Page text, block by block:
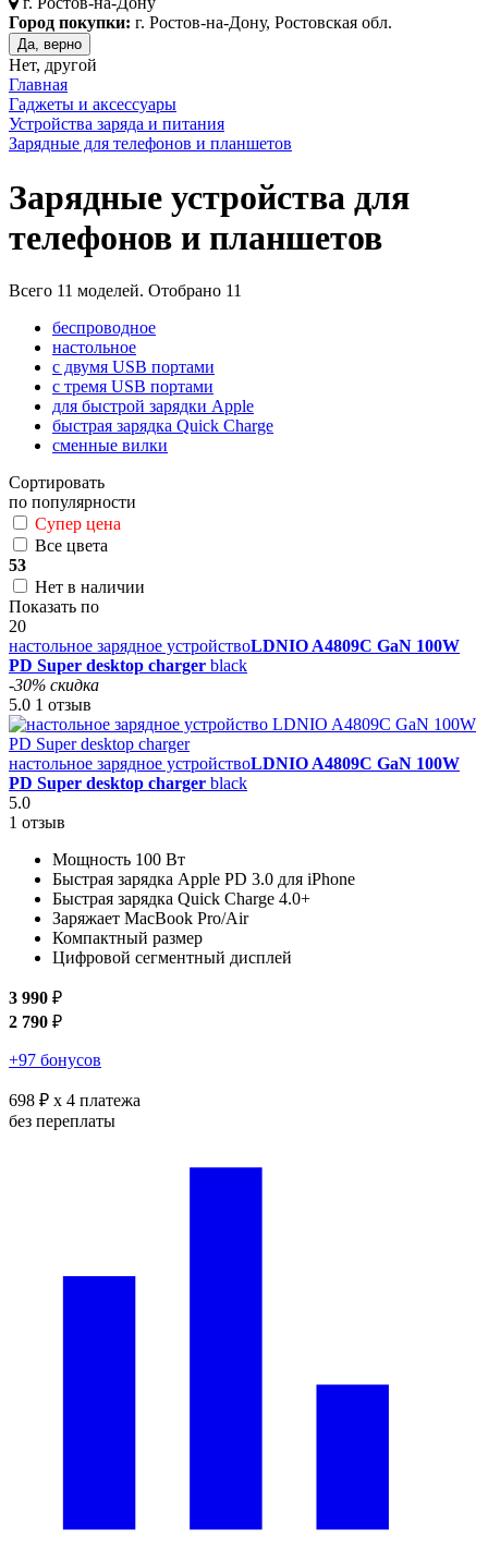
Город покупки: г. Ростов-на-Дону, Ростовская обл.
Да, верно
Нет, другой
Главная
Гаджеты и аксессуары
Устройства заряда и питания
Зарядные для телефонов и планшетов
Зарядные устройства для
телефонов и планшетов
Всего 11 моделей. Отобрано 11
беспроводное
настольное
с двумя USB портами
с тремя USB портами
для быстрой зарядки Apple
быстрая зарядка Quick Charge
сменные вилки
Сортировать
по популярности
Супер цена
Все цвета
53
Нет в наличии
Показать по
20
настольное зарядное устройствоLDNIO A4809C GaN 100W
PD Super desktop charger black
-30% скидка
5.0 1 отзыв
настольное зарядное устройствоLDNIO A4809C GaN 100W
PD Super desktop charger black
5.0
1 отзыв
Мощность 100 Вт
Быстрая зарядка Apple PD 3.0 для iPhone
Быстрая зарядка Quick Charge 4.0+
Заряжает MacBook Pro/Air
Компактный размер
Цифровой сегментный дисплей
3 990 ₽
2 790 ₽
+97 бонусов
698 ₽ x 4 платежа
без переплаты